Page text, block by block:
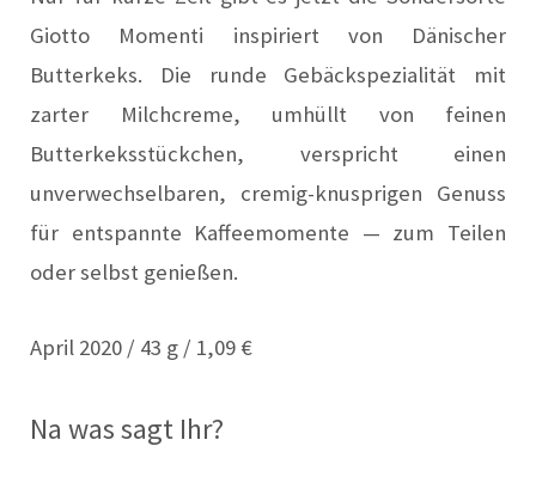
Giotto Momenti inspiriert von Dänischer
Butterkeks. Die runde Gebäckspezialität mit
zarter Milchcreme, umhüllt von feinen
Butterkeksstückchen, verspricht einen
unverwechselbaren, cremig-knusprigen Genuss
für entspannte Kaffeemomente — zum Teilen
oder selbst genießen.
April 2020 / 43 g / 1,09 €
Na was sagt Ihr?